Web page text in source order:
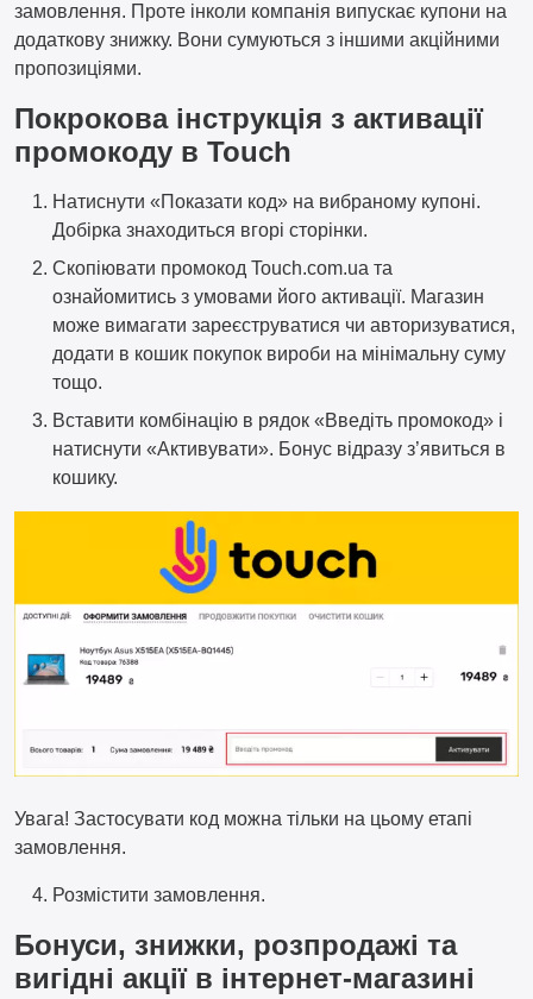
замовлення. Проте інколи компанія випускає купони на
додаткову знижку. Вони сумуються з іншими акційними
пропозиціями.
Покрокова інструкція з активації
промокоду в Touch
Натиснути «Показати код» на вибраному купоні.
Добірка знаходиться вгорі сторінки.
Скопіювати промокод Touch.com.ua та
ознайомитись з умовами його активації. Магазин
може вимагати зареєструватися чи авторизуватися,
додати в кошик покупок вироби на мінімальну суму
тощо.
Вставити комбінацію в рядок «Введіть промокод» і
натиснути «Активувати». Бонус відразу з’явиться в
кошику.
Увага! Застосувати код можна тільки на цьому етапі
замовлення.
Розмістити замовлення.
Бонуси, знижки, розпродажі та
вигідні акції в інтернет-магазині